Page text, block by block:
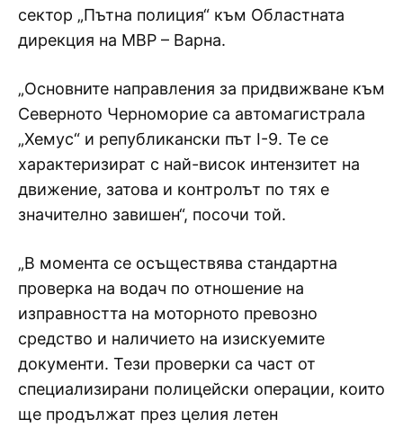
сектор „Пътна полиция“ към Областната
дирекция на МВР – Варна.
„Основните направления за придвижване към
Северното Черноморие са автомагистрала
„Хемус“ и републикански път I-9. Те се
характеризират с най-висок интензитет на
движение, затова и контролът по тях е
значително завишен“, посочи той.
„В момента се осъществява стандартна
проверка на водач по отношение на
изправността на моторното превозно
средство и наличието на изискуемите
документи. Тези проверки са част от
специализирани полицейски операции, които
ще продължат през целия летен